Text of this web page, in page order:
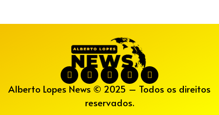
Alberto Lopes News © 2025 – Todos os direitos
reservados.